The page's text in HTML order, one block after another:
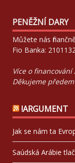
PENĚŽNÍ DARY
Můžete nás
Fio Banka:
Více o financování
Děkujeme
!ARGUMENT
Jak se nám ta
Saúdská Arábie